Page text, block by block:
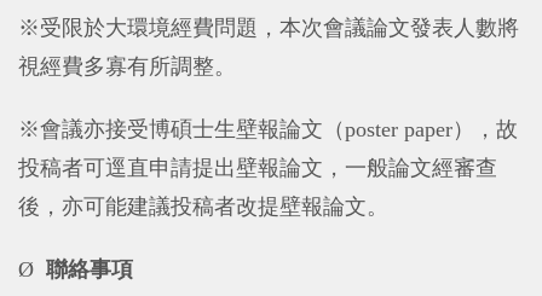
※受限於大環境經費問題，本次會議論文發表人數將
視經費多寡有所調整。
※會議亦接受博碩士生壁報論文（poster paper），故
投稿者可逕直申請提出壁報論文，一般論文經審查
後，亦可能建議投稿者改提壁報論文。
Ø 聯絡事項